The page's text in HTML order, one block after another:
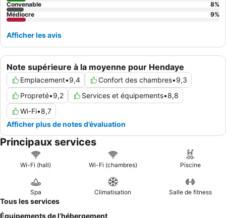
déjeuner soit très apprécié pour sa qualité et sa variété, les
clients doivent être conscients de son coût. De plus, il est
peut être coûteux et nécessite une réservation, ce qui n'est
souvent pas clairement indiqué lors de la réservation.
Note supérieure à la moyenne pour Hendaye
Emplacement•9,4 Confort des chambres•9,3
Propreté•9,2 Services et équipements•8,8
Wi-Fi•8,7
Afficher plus de notes d’évaluation
Convenable
8%
Médiocre
9%
Afficher les avis
Principaux services
Wi-Fi (hall) Wi-Fi (chambres) Piscine
Spa Climatisation Salle de fitness
Tous les services
Équipements de l’hébergement